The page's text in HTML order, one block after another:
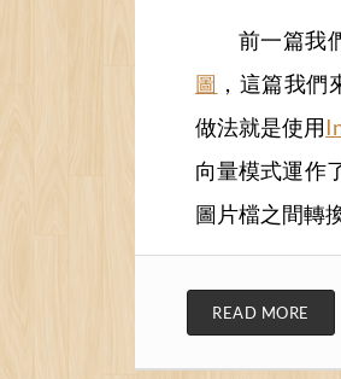
前一篇我
圖 ，這篇我
做法就是使用
向量模式運作
圖片檔之間轉
READ MORE